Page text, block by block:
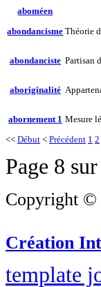
aboméen
abondancisme Théorie
abondanciste Partisan
aboriginalité
abornement 1 Mesure
<< Début < Précédent 1 2
Page 8
Copyright ©
Création
template